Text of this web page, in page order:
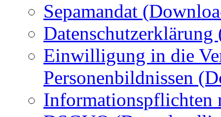
Sepamandat
Einwilligung in die
Personenbildnissen
Informationspflichten